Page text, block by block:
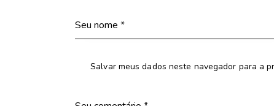
Salvar meus dados neste navegador para a